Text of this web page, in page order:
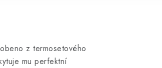
z termosetového
mu perfektní